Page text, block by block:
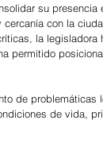
su presencia
con la
la legisladora
permitido
de problemáticas
de vida,